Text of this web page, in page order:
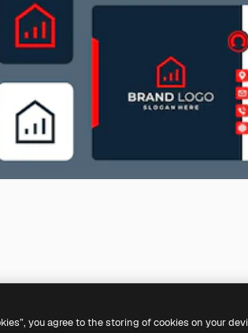
you agree to the storing of cookies on your